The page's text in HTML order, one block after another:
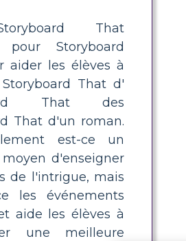
That
pour Storyboard
aider les élèves à
That d'
That des
That d'un roman.
est-ce un
d'enseigner
de l'intrigue, mais
les événements
aide les élèves à
une meilleure